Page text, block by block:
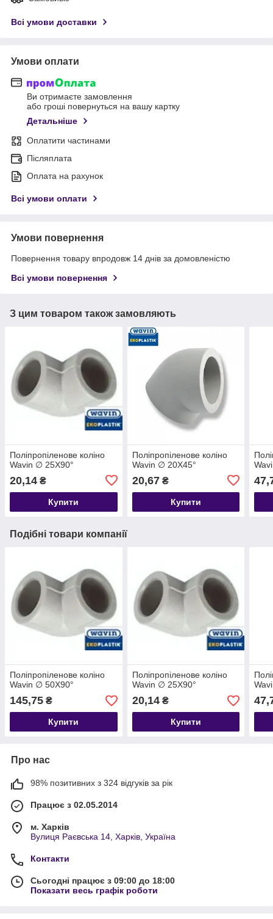
Всі умови доставки
Умови оплати
Ви отримаєте замовлення
або гроші повернуться на вашу картку
Детальніше
Оплатити частинами
Післяплата
Оплата на рахунок
Всі умови оплати
Умови повернення
Повернення товару впродовж 14 днів за домовленістю
Всі умови повернення
З цим товаром також замовляють
Поліпропіленове коліно
Wavin ∅ 25Х90°
20,14 ₴
Купити
Поліпропіленове коліно
Wavin ∅ 20Х45°
20,67₴
Купити
Подібні товари компанії
Поліпропіленове коліно
Wavin ∅ 50Х90°
145,75 ₴
Купити
Поліпропіленове коліно
Wavin ∅ 25Х90°
20,14₴
Купити
Про нас
98% позитивних з 324 відгуків за рік
Працює з 02.05.2014
м. Харків
Вулиця Раєвська 14, Харків, Україна
Контакти
Сьогодні працює з 09:00 до 18:00
Показати весь графік роботи